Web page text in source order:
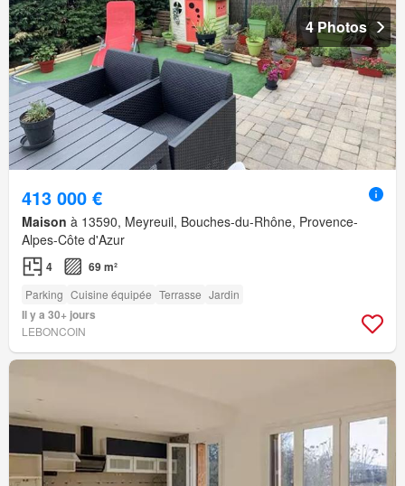
4 Photos
413 000 €
Maison à 13590, Meyreuil, Bouches-du-Rhône, Provence-
Alpes-Côte d'Azur
4 69 m²
Parking Cuisine équipée Terrasse Jardin
Il y a 30+ jours
LEBONCOIN